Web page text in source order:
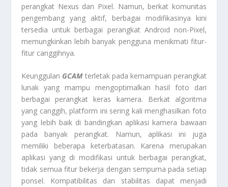
perangkat Nexus dan Pixel. Namun, berkat komunitas
pengembang yang aktif, berbagai modifikasinya kini
tersedia untuk berbagai perangkat Android non-Pixel,
memungkinkan lebih banyak pengguna menikmati fitur-
fitur canggihnya.
Keunggulan GCAM terletak pada kemampuan perangkat
lunak yang mampu mengoptimalkan hasil foto dari
berbagai perangkat keras kamera. Berkat algoritma
yang canggih, platform ini sering kali menghasilkan foto
yang lebih baik di bandingkan aplikasi kamera bawaan
pada banyak perangkat. Namun, aplikasi ini juga
memiliki beberapa keterbatasan. Karena merupakan
aplikasi yang di modifikasi untuk berbagai perangkat,
tidak semua fitur bekerja dengan sempurna pada setiap
ponsel. Kompatibilitas dan stabilitas dapat menjadi